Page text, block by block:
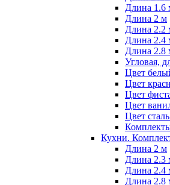
Длина 1.6
Длина 2 м
Длина 2.2
Длина 2.4
Длина 2.8
Угловая,
Цвет
Цвет
Цвет
Цвет
Цвет
Кухни.
Длина 2 м
Длина 2.3
Длина 2.4
Длина 2.8